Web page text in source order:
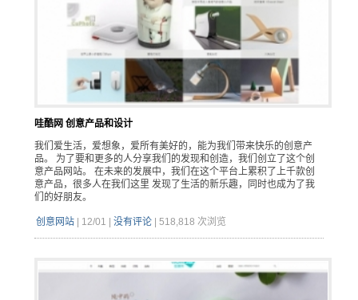
哇酷网 创意产品和设计
我们爱生活，爱想象，爱所有美好的，能为我们带来快乐的创意产
品。 为了要和更多的人分享我们的发现和创造，我们创立了这个创
意产品网站。 在未来的发展中，我们在这个平台上累积了上千款创
意产品，很多人在我们这里 发现了生活的新乐趣，同时也成为了我
们的好朋友。
创意网站| 12/01 | 没有评论| 518,818 次浏览